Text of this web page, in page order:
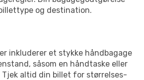
og destination.
inkluderer et stykke håndbagage
såsom en håndtaske eller
altid din billet for størrelses-